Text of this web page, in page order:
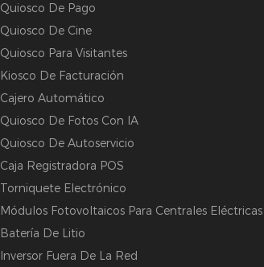
Quiosco De Pago
Quiosco De Cine
Quiosco Para Visitantes
Kiosco De Facturación
Cajero Automático
Quiosco De Fotos Con IA
Quiosco De Autoservicio
Caja Registradora POS
Torniquete Electrónico
Módulos Fotovoltaicos Para Centrales Eléctricas
Batería De Litio
Inversor Fuera De La Red